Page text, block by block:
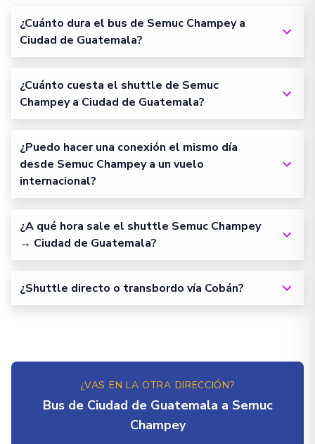
¿Cuánto dura el bus de Semuc Champey a
Ciudad de Guatemala?
¿Cuánto cuesta el shuttle de Semuc
Champey a Ciudad de Guatemala?
¿Puedo hacer una conexión el mismo día
desde Semuc Champey a un vuelo
internacional?
¿A qué hora sale el shuttle Semuc Champey
→ Ciudad de Guatemala?
¿Shuttle directo o transbordo vía Cobán?
¿VAS EN LA OTRA DIRECCIÓN?
Bus de Ciudad de Guatemala a Semuc
Champey